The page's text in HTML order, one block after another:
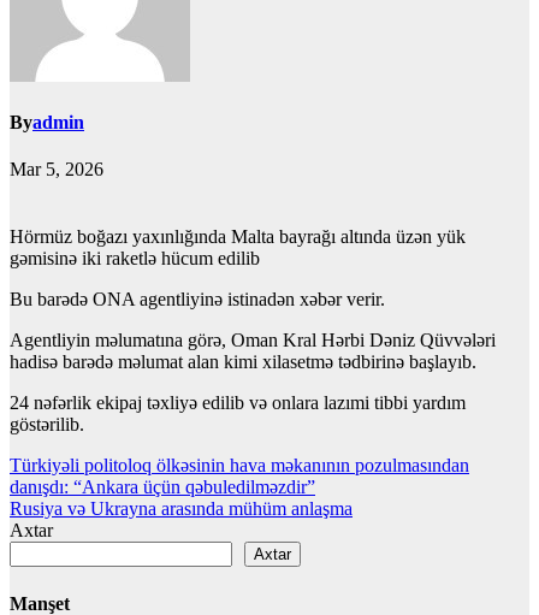
Byadmin
Mar 5, 2026
Hörmüz boğazı yaxınlığında Malta bayrağı altında üzən yük
gəmisinə iki raketlə hücum edilib
Bu barədə ONA agentliyinə istinadən xəbər verir.
Agentliyin məlumatına görə, Oman Kral Hərbi Dəniz Qüvvələri
hadisə barədə məlumat alan kimi xilasetmə tədbirinə başlayıb.
24 nəfərlik ekipaj təxliyə edilib və onlara lazımi tibbi yardım
göstərilib.
Yazı
naviqasiyası
Türkiyəli politoloq ölkəsinin hava məkanının pozulmasından
danışdı: “Ankara üçün qəbuledilməzdir”
Rusiya və Ukrayna arasında mühüm anlaşma
Axtar
Axtar
Manşet